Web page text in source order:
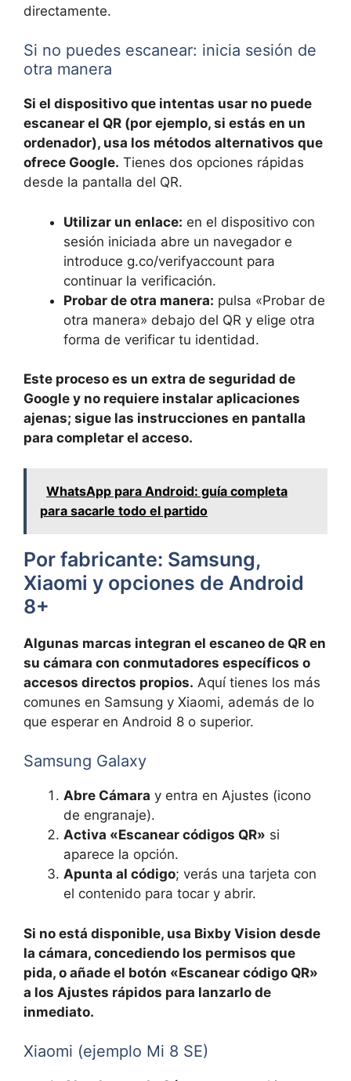
directamente.
Si no puedes escanear: inicia sesión de
otra manera
Si el dispositivo que intentas usar no puede
escanear el QR (por ejemplo, si estás en un
ordenador), usa los métodos alternativos que
ofrece Google. Tienes dos opciones rápidas
desde la pantalla del QR.
Utilizar un enlace: en el dispositivo con
sesión iniciada abre un navegador e
introduce g.co/verifyaccount para
continuar la verificación.
Probar de otra manera: pulsa «Probar de
otra manera» debajo del QR y elige otra
forma de verificar tu identidad.
Este proceso es un extra de seguridad de
Google y no requiere instalar aplicaciones
ajenas; sigue las instrucciones en pantalla
para completar el acceso.
WhatsApp para Android: guía completa
para sacarle todo el partido
Por fabricante: Samsung,
Xiaomi y opciones de Android
8+
Algunas marcas integran el escaneo de QR en
su cámara con conmutadores específicos o
accesos directos propios. Aquí tienes los más
comunes en Samsung y Xiaomi, además de lo
que esperar en Android 8 o superior.
Samsung Galaxy
Abre Cámara y entra en Ajustes (icono
de engranaje).
Activa «Escanear códigos QR» si
aparece la opción.
Apunta al código; verás una tarjeta con
el contenido para tocar y abrir.
Si no está disponible, usa Bixby Vision desde
la cámara, concediendo los permisos que
pida, o añade el botón «Escanear código QR»
a los Ajustes rápidos para lanzarlo de
inmediato.
Xiaomi (ejemplo Mi 8 SE)